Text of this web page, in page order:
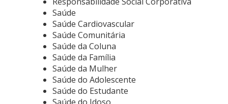
Saúde
Saúde Cardiovascular
Saúde Comunitária
Saúde da Coluna
Saúde da Família
Saúde da Mulher
Saúde do Adolescente
Saúde do Estudante